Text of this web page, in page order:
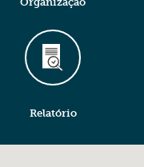
Relatório